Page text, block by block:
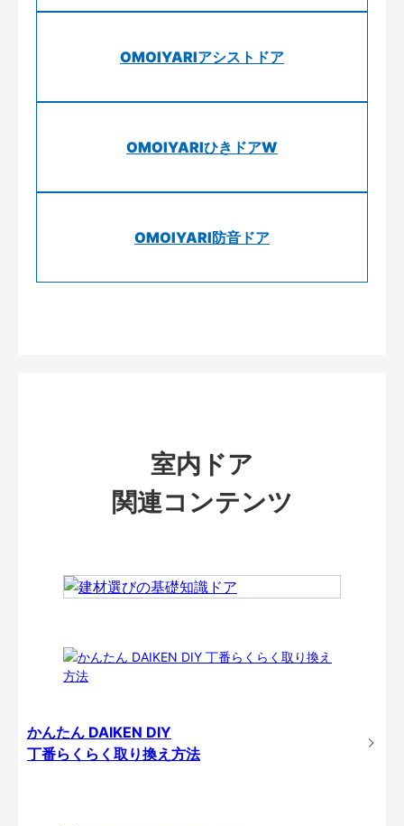
OMOIYARIアシストドア
OMOIYARIひきドアW
OMOIYARI防音ドア
室内ドア
関連コンテンツ
かんたん DAIKEN DIY
丁番らくらく取り換え方法